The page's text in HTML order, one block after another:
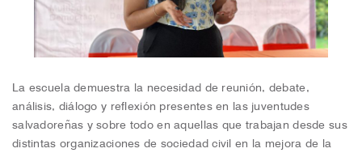
La escuela demuestra la necesidad de reunión, debate,
análisis, diálogo y reflexión presentes en las juventudes
salvadoreñas y sobre todo en aquellas que trabajan desde sus
distintas organizaciones de sociedad civil en la mejora de la